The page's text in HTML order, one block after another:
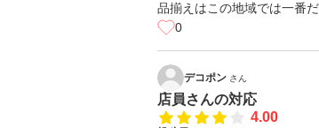
品揃えはこの地域では一番
0
デコポン さん
店員さんの対応
4.00